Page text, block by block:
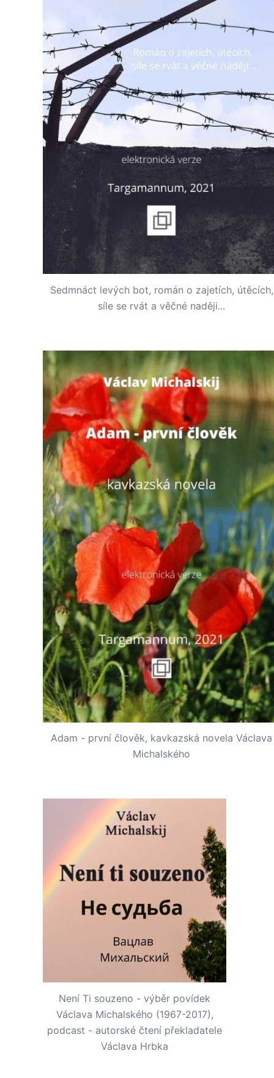
Sedmnáct levých bot, román o zajetích, útěcích,
síle se rvát a věčné naději...
Adam - první člověk, kavkazská novela Václava
Michalského
Není Ti souzeno - výběr povídek
Václava Michalského (1967-2017),
podcast - autorské čtení překladatele
Václava Hrbka